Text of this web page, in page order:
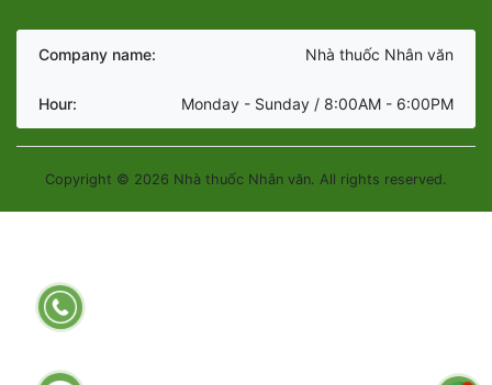
Company name: Nhà thuốc Nhân văn
Hour: Monday - Sunday / 8:00AM - 6:00PM
Copyright © 2026 Nhà thuốc Nhân văn. All rights reserved.